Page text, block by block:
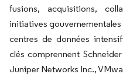
fusions, acquisitions,
initiatives
centres de données
clés comprennent
Juniper Networks Inc.,